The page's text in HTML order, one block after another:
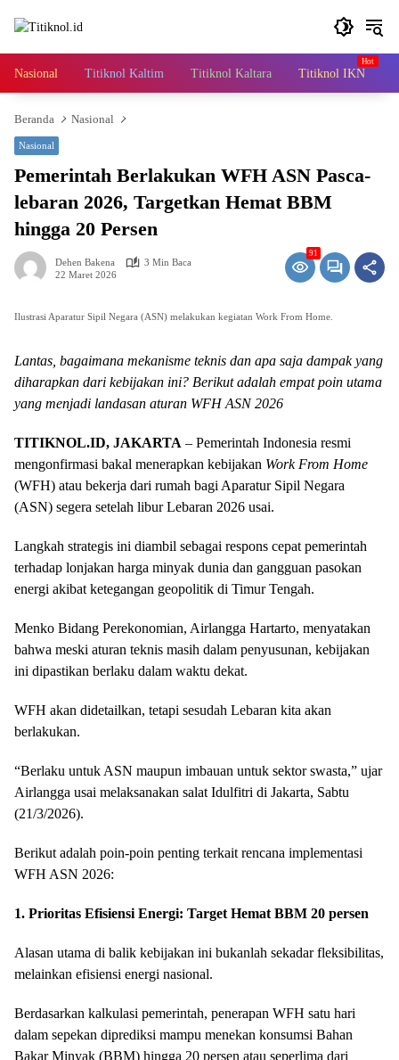
Nasional Titiknol Kaltim Titiknol Kaltara Titiknol IKN
Beranda Nasional
Nasional
Pemerintah Berlakukan WFH ASN Pasca-
lebaran 2026, Targetkan Hemat BBM
hingga 20 Persen
Dehen Bakena
3 Min Baca
22 Maret 2026
91
Ilustrasi Aparatur Sipil Negara (ASN) melakukan kegiatan Work From Home.
Lantas, bagaimana mekanisme teknis dan apa saja dampak yang
diharapkan dari kebijakan ini? Berikut adalah empat poin utama
yang menjadi landasan aturan WFH ASN 2026
TITIKNOL.ID, JAKARTA – Pemerintah Indonesia resmi
mengonfirmasi bakal menerapkan kebijakan Work From Home
(WFH) atau bekerja dari rumah bagi Aparatur Sipil Negara
(ASN) segera setelah libur Lebaran 2026 usai.
Langkah strategis ini diambil sebagai respons cepat pemerintah
terhadap lonjakan harga minyak dunia dan gangguan pasokan
energi akibat ketegangan geopolitik di Timur Tengah.
Menko Bidang Perekonomian, Airlangga Hartarto, menyatakan
bahwa meski aturan teknis masih dalam penyusunan, kebijakan
ini dipastikan berlaku dalam waktu dekat.
WFH akan didetailkan, tetapi sesudah Lebaran kita akan
berlakukan.
“Berlaku untuk ASN maupun imbauan untuk sektor swasta,” ujar
Airlangga usai melaksanakan salat Idulfitri di Jakarta, Sabtu
(21/3/2026).
Berikut adalah poin-poin penting terkait rencana implementasi
WFH ASN 2026:
1. Prioritas Efisiensi Energi: Target Hemat BBM 20 persen
Alasan utama di balik kebijakan ini bukanlah sekadar fleksibilitas,
melainkan efisiensi energi nasional.
Berdasarkan kalkulasi pemerintah, penerapan WFH satu hari
dalam sepekan diprediksi mampu menekan konsumsi Bahan
Bakar Minyak (BBM) hingga 20 persen atau seperlima dari